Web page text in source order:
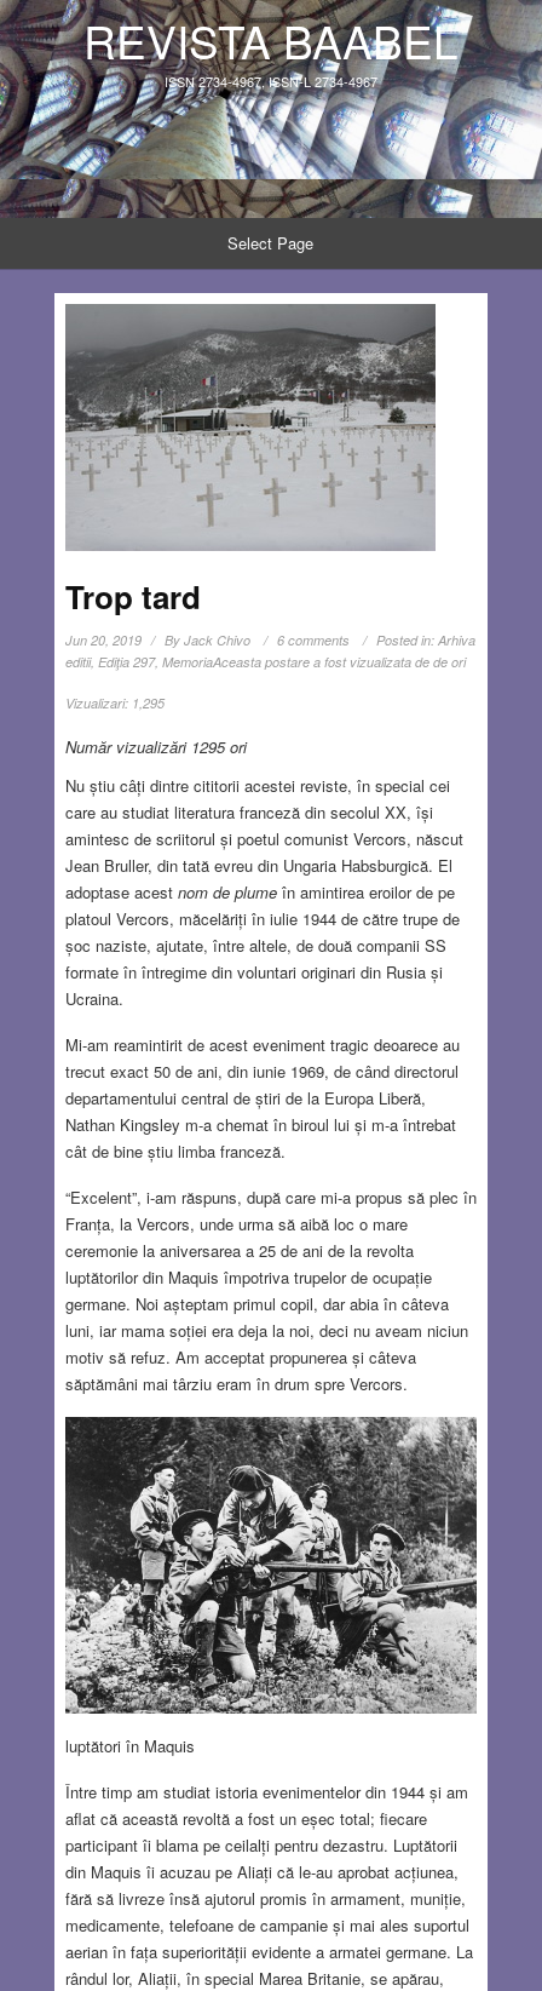
REVISTA BAABEL
ISSN 2734-4967, ISSN-L 2734-4967
Select Page
Trop tard
Jun 20, 2019 By Jack Chivo 6 comments Posted in: Arhiva
editii, Ediţia 297, MemoriaAceasta postare a fost vizualizata de de ori
Vizualizari: 1,295
Număr vizualizări 1295 ori
Nu știu câți dintre cititorii acestei reviste, în special cei
care au studiat literatura franceză din secolul XX, își
amintesc de scriitorul și poetul comunist Vercors, născut
Jean Bruller, din tată evreu din Ungaria Habsburgică. El
adoptase acest nom de plumeîn amintirea eroilor de pe
platoul Vercors, măcelăriți în iulie 1944 de către trupe de
șoc naziste, ajutate, între altele, de două companii SS
formate în întregime din voluntari originari din Rusia și
Ucraina.
Mi-am reamintirit de acest eveniment tragic deoarece au
trecut exact 50 de ani, din iunie 1969, de când directorul
departamentului central de știri de la Europa Liberă,
Nathan Kingsley m-a chemat în biroul lui și m-a întrebat
cât de bine știu limba franceză.
“Excelent”, i-am răspuns, după care mi-a propus să plec în
Franța, la Vercors, unde urma să aibă loc o mare
ceremonie la aniversarea a 25 de ani de la revolta
luptătorilor din Maquis împotriva trupelor de ocupație
germane. Noi așteptam primul copil, dar abia în câteva
luni, iar mama soției era deja la noi, deci nu aveam niciun
motiv să refuz. Am acceptat propunerea și câteva
săptămâni mai târziu eram în drum spre Vercors.
luptători în Maquis
Între timp am studiat istoria evenimentelor din 1944 și am
aflat că această revoltă a fost un eșec total; fiecare
participant îi blama pe ceilalți pentru dezastru. Luptătorii
din Maquis îi acuzau pe Aliați că le-au aprobat acțiunea,
fără să livreze însă ajutorul promis în armament, muniție,
medicamente, telefoane de campanie și mai ales suportul
aerian în fața superiorității evidente a armatei germane. La
rândul lor, Aliații, în special Marea Britanie, se apărau,